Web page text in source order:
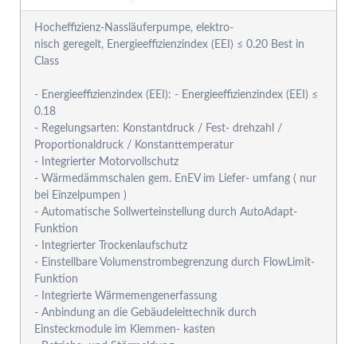
Hocheffizienz-Nassläuferpumpe, elektro-
nisch geregelt, Energieeffizienzindex (EEI) ≤ 0.20 Best in
Class
- Energieeffizienzindex (EEI): - Energieeffizienzindex (EEI) ≤
0.18
- Regelungsarten: Konstantdruck / Fest- drehzahl /
Proportionaldruck / Konstanttemperatur
- Integrierter Motorvollschutz
- Wärmedämmschalen gem. EnEV im Liefer- umfang ( nur
bei Einzelpumpen )
- Automatische Sollwerteinstellung durch AutoAdapt-
Funktion
- Integrierter Trockenlaufschutz
- Einstellbare Volumenstrombegrenzung durch FlowLimit-
Funktion
- Integrierte Wärmemengenerfassung
- Anbindung an die Gebäudeleittechnik durch
Einsteckmodule im Klemmen- kasten